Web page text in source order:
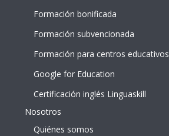
Formación bonificada
Formación subvencionada
Formación para centros educativos
Google for Education
Certificación inglés Linguaskill
Nosotros
Quiénes somos